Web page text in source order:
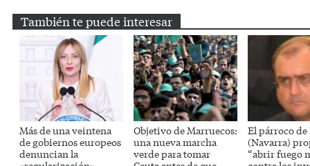
También te puede interesar
Más de una veintena
de gobiernos europeos
denuncian la
Objetivo de Marruecos:
una nueva marcha
verde para tomar
El párroco
(Navarra)
“abrir fuego